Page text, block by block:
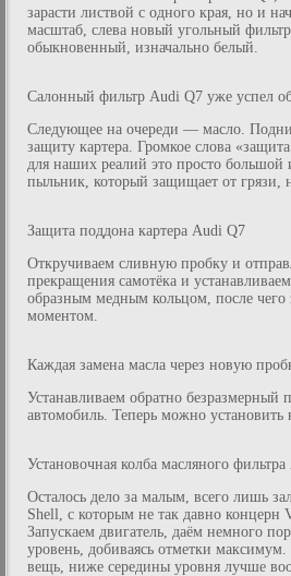
зарасти листвой с одного края, но и
масштаб, слева новый угольный
обыкновенный, изначально белый.
Салонный фильтр Audi Q7 уже успел
Следующее на очереди — масло.
защиту картера. Громкое слова
для наших реалий это просто
пыльник, который защищает от грязи,
Защита поддона картера Audi Q7
Откручиваем сливную пробку и
прекращения самотёка и
образным медным кольцом, после чего
моментом.
Каждая замена масла через новую
Устанавливаем обратно
автомобиль. Теперь можно
Установочная колба масляного
Осталось дело за малым, всего лишь
Shell, с которым не так давно концерн
Запускаем двигатель, даём немного
уровень, добиваясь отметки
вещь, ниже середины уровня лучше